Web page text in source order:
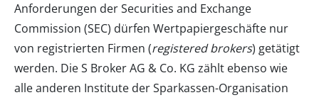
Anforderungen der Securities and Exchange
Commission (SEC) dürfen Wertpapiergeschäfte nur
von registrierten Firmen (registered brokers) getätigt
werden. Die S Broker AG & Co. KG zählt ebenso wie
alle anderen Institute der Sparkassen-Organisation